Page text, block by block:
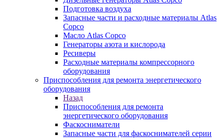
Подготовка воздуха
Запасные части и расходные материалы Atlas
Copco
Масло Atlas Copco
Генераторы азота и кислорода
Ресиверы
Расходные материалы компрессорного
оборудования
Приспособления для ремонта энергетического
оборудования
Назад
Приспособления для ремонта
энергетического оборудования
Фаскосниматели
Запасные части для фаскоснимателей серии